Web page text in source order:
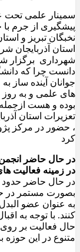
سمینار علمی تحت
پیشگیری از جرم
نخبگان تبریز و
استان آذربایجان
شهرداری برگزار
دانست چرا که
جوانان آینده ساز
های علمی و به روز
بوده و هست ازجمله
تعزیرات استان
، حضور در مرکز
کرد
در حال حاضر
در زمینه فعالیت
به عنوان عضو
کنند. با توجه به
حال فعالیت بر روی
متنوع در این حوزه